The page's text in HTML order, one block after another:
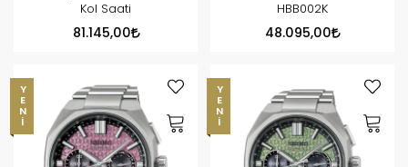
Kol Saati
81.145,00
HBB002K
48.095,00
YENI YENI